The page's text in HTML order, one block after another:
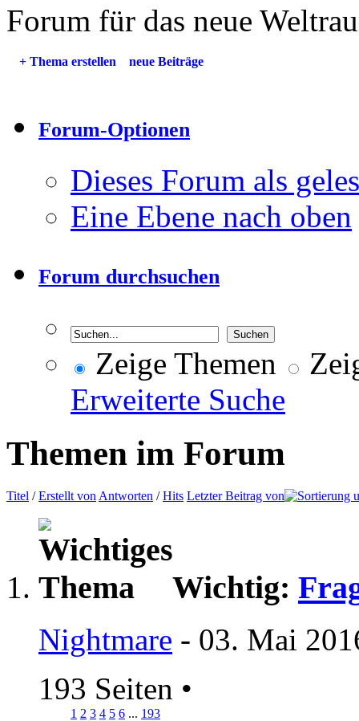
Forum für das neue
+ Thema erstellen neue Beiträge
Forum-Optionen
Dieses Forum als
Eine Ebene nach oben
Forum durchsuchen
Zeige Themen
Erweiterte Suche
Themen im Forum
Titel /Erstellt von Antworten /Hits Letzter Beitrag von
Wichtig:
Nightmare - 03. Mai
193 Seiten •
1 2 3 4 5 6 ... 193